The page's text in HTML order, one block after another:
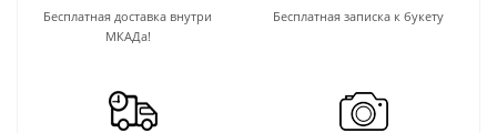
Бесплатная доставка внутри
МКАДа!
Бесплатная записка к букету